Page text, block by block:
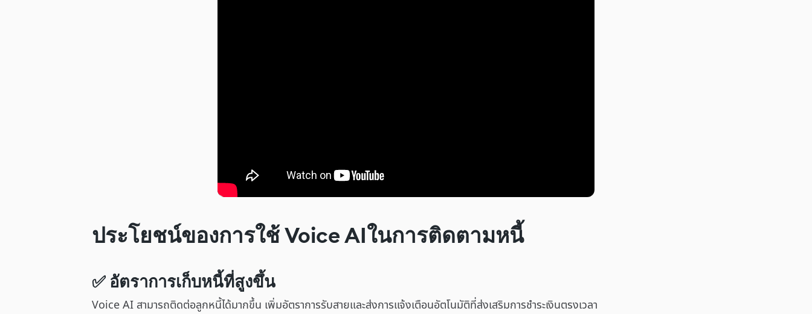
ประโยชน์ของการใช้ Voice AIในการติดตามหนี้
✅ อัตราการเก็บหนี้ที่สูงขึ้น
Voice AI สามารถติดต่อลูกหนี้ได้มากขึ้น เพิ่มอัตราการรับสายและส่งการแจ้งเตือนอัตโนมัติที่ส่งเสริมการชำระเงินตรงเวลา